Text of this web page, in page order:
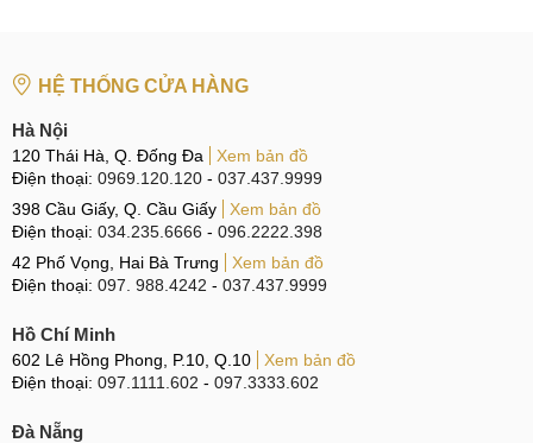
HỆ THỐNG CỬA HÀNG
Hà Nội
120 Thái Hà, Q. Đống Đa
Xem bản đồ
Điện thoại: 0969.120.120 - 037.437.9999
398 Cầu Giấy, Q. Cầu Giấy
Xem bản đồ
Điện thoại: 034.235.6666 - 096.2222.398
42 Phố Vọng, Hai Bà Trưng
Xem bản đồ
Điện thoại: 097. 988.4242 - 037.437.9999
Hồ Chí Minh
602 Lê Hồng Phong, P.10, Q.10
Xem bản đồ
Điện thoại: 097.1111.602 - 097.3333.602
Đà Nẵng